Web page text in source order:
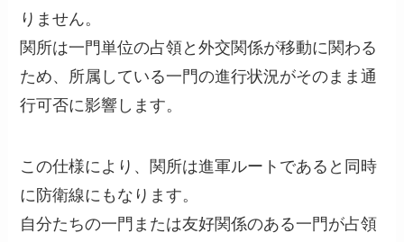
りません。
関所は一門単位の占領と外交関係が移動に関わる
ため、所属している一門の進行状況がそのまま通
行可否に影響します。
この仕様により、関所は進軍ルートであると同時
に防衛線にもなります。
自分たちの一門または友好関係のある一門が占領